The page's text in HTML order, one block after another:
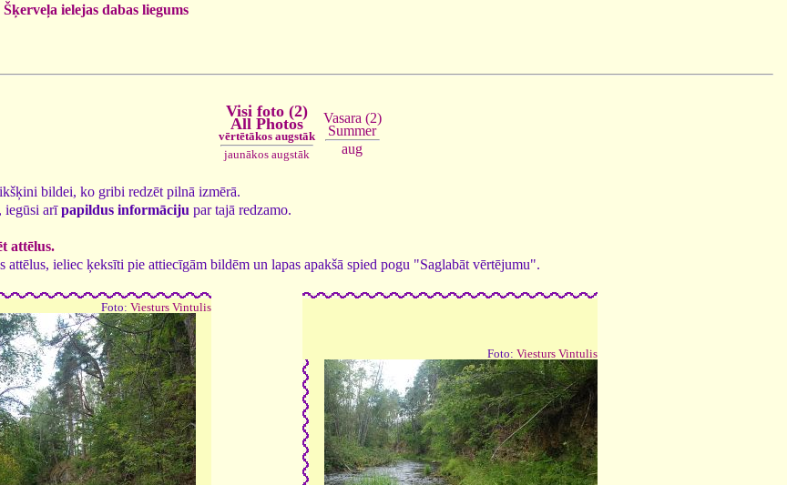
ielejas dabas liegums
Visi foto (2)
All Photos
vērtētākos augstāk
jaunākos augstāk
Vasara (2)
Summer
aug
bildei, ko gribi redzēt pilnā izmērā.
iegūsi arīpapildus informāciju par tajā redzamo.
attēlus.
attēlus, ieliec ķeksīti pie attiecīgām bildēm un lapas apakšā spied pogu "Saglabāt vērtējumu".
Foto: Viesturs Vintulis
Foto: Viesturs Vintulis